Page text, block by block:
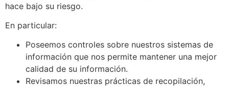
hace bajo su riesgo.
En particular:
Poseemos controles sobre nuestros sistemas de
información que nos permite mantener una mejor
calidad de su información.
Revisamos nuestras prácticas de recopilación,